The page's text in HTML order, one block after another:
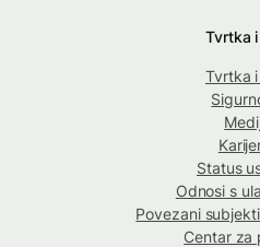
Tvrtka
Tvrtka
Status
Odnosi s
Povezani
Centar za